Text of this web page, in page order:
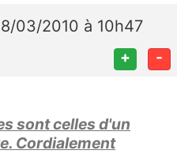
03/2010 à 10h47
+ -
sont celles d'un
Cordialement